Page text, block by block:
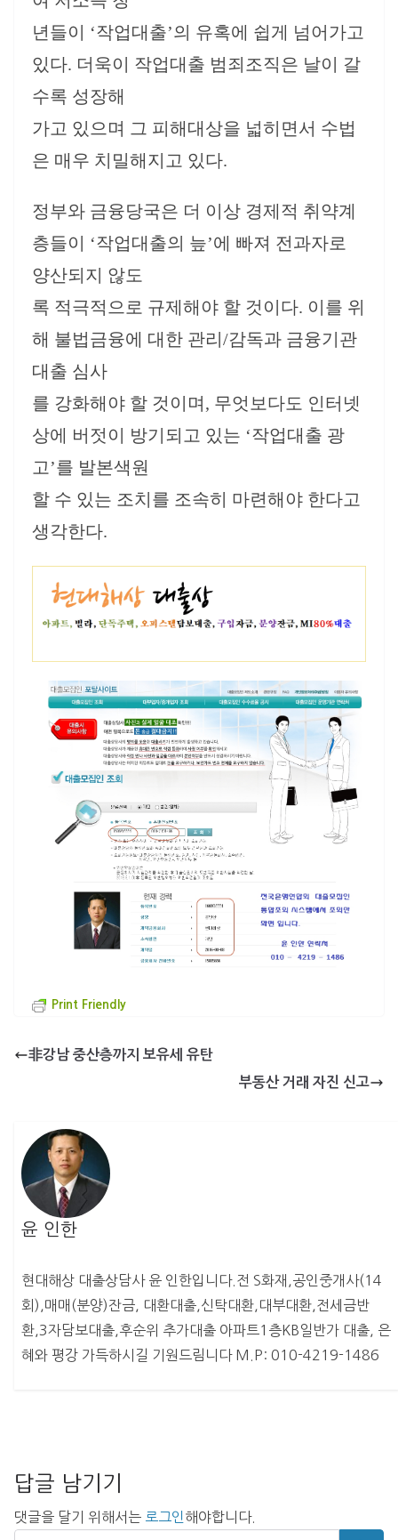
년들이 ‘작업대출’의 유혹에 쉽게 넘어가고
있다. 더욱이 작업대출 범죄조직은 날이 갈
수록 성장해
가고 있으며 그 피해대상을 넓히면서 수법
은 매우 치밀해지고 있다.
정부와 금융당국은 더 이상 경제적 취약계
층들이 ‘작업대출의 늪’에 빠져 전과자로
양산되지 않도
록 적극적으로 규제해야 할 것이다. 이를 위
해 불법금융에 대한 관리/감독과 금융기관
대출 심사
를 강화해야 할 것이며, 무엇보다도 인터넷
상에 버젓이 방기되고 있는 ‘작업대출 광
고’를 발본색원
할 수 있는 조치를 조속히 마련해야 한다고
생각한다.
Print Friendly
非강남 중산층까지 보유세 유탄
부동산 거래 자진 신고
윤 인한
현대해상 대출상담사 윤 인한입니다.전 S화재,공인중개사(14
회),매매(분양)잔금, 대환대출,신탁대환,대부대환,전세금반
환,3자담보대출,후순위 추가대출 아파트1층KB일반가 대출, 은
혜와 평강 가득하시길 기원드림니다 M.P: 010-4219-1486
답글 남기기
댓글을 달기 위해서는 로그인 해야합니다.